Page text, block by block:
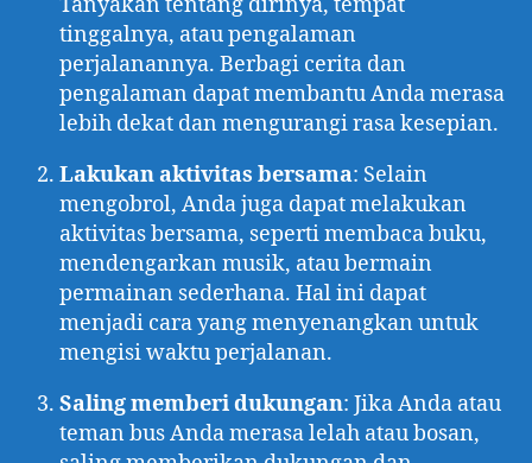
tinggalnya, atau pengalaman
perjalanannya. Berbagi cerita dan
pengalaman dapat membantu Anda merasa
lebih dekat dan mengurangi rasa kesepian.
Lakukan aktivitas bersama: Selain
mengobrol, Anda juga dapat melakukan
aktivitas bersama, seperti membaca buku,
mendengarkan musik, atau bermain
permainan sederhana. Hal ini dapat
menjadi cara yang menyenangkan untuk
mengisi waktu perjalanan.
Saling memberi dukungan: Jika Anda atau
teman bus Anda merasa lelah atau bosan,